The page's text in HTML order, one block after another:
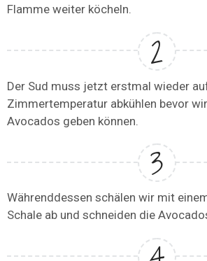
Flamme weiter köcheln.
Der Sud muss jetzt erstmal wieder
Zimmertemperatur abkühlen bevor
Avocados geben können.
Währenddessen schälen wir mit
Schale ab und schneiden die